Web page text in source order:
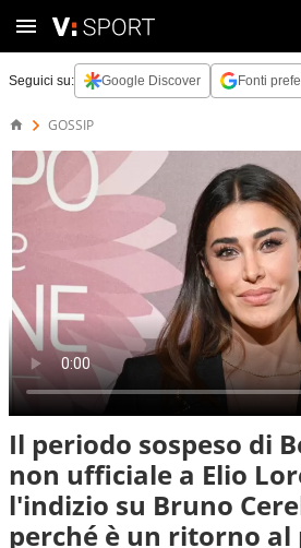
Seguici su: Google Discover Fonti
GOSSIP
Il periodo sospeso di
non ufficiale a Elio
l'indizio su Bruno
perché è un ritorno al